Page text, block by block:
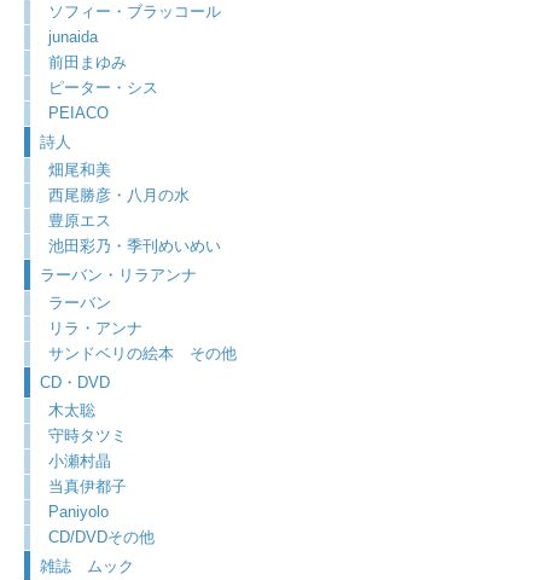
ソフィー・ブラッコール
junaida
前田まゆみ
ピーター・シス
PEIACO
詩人
畑尾和美
西尾勝彦・八月の水
豊原エス
池田彩乃・季刊めいめい
ラーバン・リラアンナ
ラーバン
リラ・アンナ
サンドベリの絵本 その他
CD・DVD
木太聡
守時タツミ
小瀬村晶
当真伊都子
Paniyolo
CD/DVDその他
雑誌 ムック